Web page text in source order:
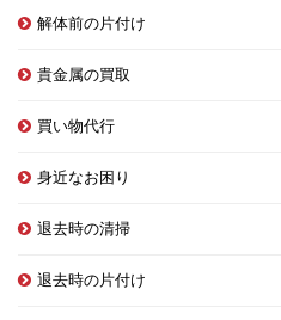
解体前の片付け
貴金属の買取
買い物代行
身近なお困り
退去時の清掃
退去時の片付け